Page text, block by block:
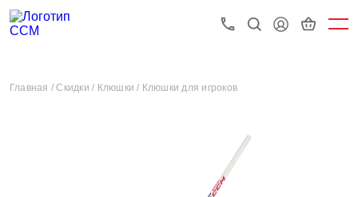
Главная /Скидки / Клюшки / Клюшки для игроков